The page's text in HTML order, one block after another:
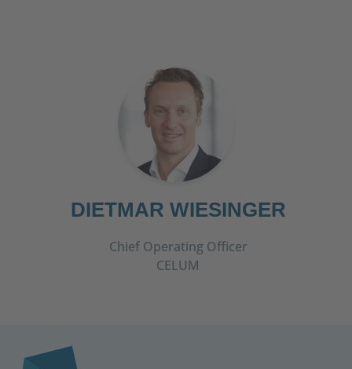
DIETMAR WIESINGER
Chief Operating Officer
CELUM